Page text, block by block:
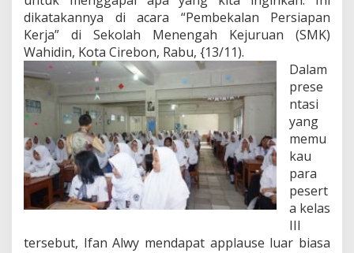
dikatakannya di acara “Pembekalan Persiapan
Kerja” di Sekolah Menengah Kejuruan (SMK)
Wahidin, Kota Cirebon, Rabu, {13/11).
Dalam
prese
ntasi
yang
memu
kau
para
pesert
a kelas
III
tersebut, Ifan Alwy mendapat applause luar biasa